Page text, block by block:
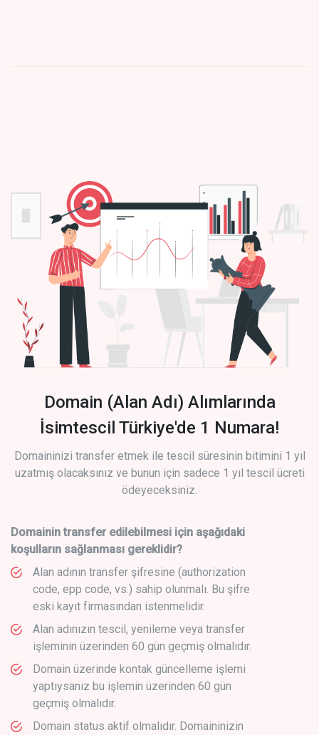
Domain (Alan Adı) Alımlarında
İsimtescil Türkiye'de 1 Numara!
Domaininizi transfer etmek ile tescil süresinin bitimini 1 yıl
uzatmış olacaksınız ve bunun için sadece 1 yıl tescil ücreti
ödeyeceksiniz.
Domainin transfer edilebilmesi için aşağıdaki
koşulların sağlanması gereklidir?
Alan adının transfer şifresine (authorization
code, epp code, vs.) sahip olunmalı. Bu şifre
eski kayıt firmasından istenmelidir.
Alan adınızın tescil, yenileme veya transfer
işleminin üzerinden 60 gün geçmiş olmalıdır.
Domain üzerinde kontak güncelleme işlemi
yaptıysanız bu işlemin üzerinden 60 gün
geçmiş olmalıdır.
Domain status aktif olmalıdır. Domaininizin